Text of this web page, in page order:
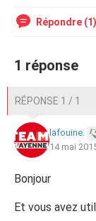
Répondre (1)
1 réponse
RÉPONSE 1 / 1
lafouine.
14 mai
Bonjour
Et vous avez